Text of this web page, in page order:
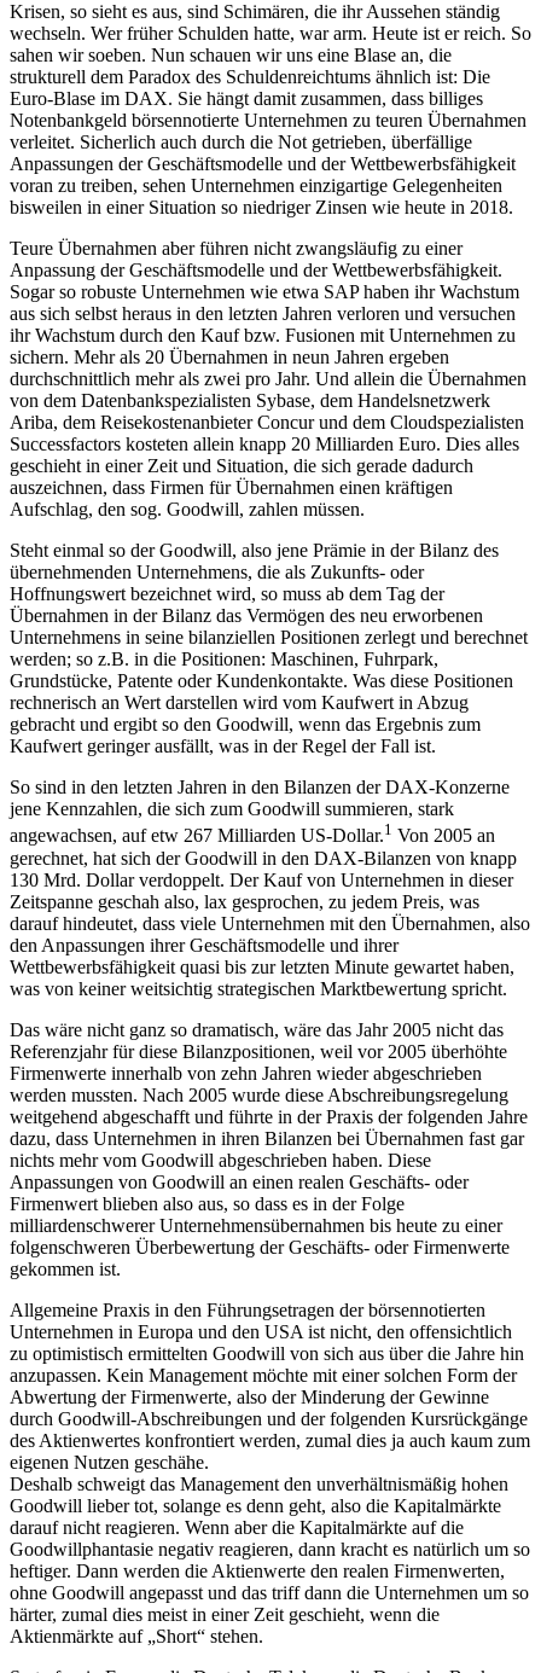
Krisen, so sieht es aus, sind Schimären, die ihr Aussehen ständig
wechseln. Wer früher Schulden hatte, war arm. Heute ist er reich. So
sahen wir soeben. Nun schauen wir uns eine Blase an, die
strukturell dem Paradox des Schuldenreichtums ähnlich ist: Die
Euro-Blase im DAX. Sie hängt damit zusammen, dass billiges
Notenbankgeld börsennotierte Unternehmen zu teuren Übernahmen
verleitet. Sicherlich auch durch die Not getrieben, überfällige
Anpassungen der Geschäftsmodelle und der Wettbewerbsfähigkeit
voran zu treiben, sehen Unternehmen einzigartige Gelegenheiten
bisweilen in einer Situation so niedriger Zinsen wie heute in 2018.
Teure Übernahmen aber führen nicht zwangsläufig zu einer
Anpassung der Geschäftsmodelle und der Wettbewerbsfähigkeit.
Sogar so robuste Unternehmen wie etwa SAP haben ihr Wachstum
aus sich selbst heraus in den letzten Jahren verloren und versuchen
ihr Wachstum durch den Kauf bzw. Fusionen mit Unternehmen zu
sichern. Mehr als 20 Übernahmen in neun Jahren ergeben
durchschnittlich mehr als zwei pro Jahr. Und allein die Übernahmen
von dem Datenbankspezialisten Sybase, dem Handelsnetzwerk
Ariba, dem Reisekostenanbieter Concur und dem Cloudspezialisten
Successfactors kosteten allein knapp 20 Milliarden Euro. Dies alles
geschieht in einer Zeit und Situation, die sich gerade dadurch
auszeichnen, dass Firmen für Übernahmen einen kräftigen
Aufschlag, den sog. Goodwill, zahlen müssen.
Steht einmal so der Goodwill, also jene Prämie in der Bilanz des
übernehmenden Unternehmens, die als Zukunfts- oder
Hoffnungswert bezeichnet wird, so muss ab dem Tag der
Übernahmen in der Bilanz das Vermögen des neu erworbenen
Unternehmens in seine bilanziellen Positionen zerlegt und berechnet
werden; so z.B. in die Positionen: Maschinen, Fuhrpark,
Grundstücke, Patente oder Kundenkontakte. Was diese Positionen
rechnerisch an Wert darstellen wird vom Kaufwert in Abzug
gebracht und ergibt so den Goodwill, wenn das Ergebnis zum
Kaufwert geringer ausfällt, was in der Regel der Fall ist.
So sind in den letzten Jahren in den Bilanzen der DAX-Konzerne
jene Kennzahlen, die sich zum Goodwill summieren, stark
angewachsen, auf etw 267 Milliarden US-Dollar.1 Von 2005 an
gerechnet, hat sich der Goodwill in den DAX-Bilanzen von knapp
130 Mrd. Dollar verdoppelt. Der Kauf von Unternehmen in dieser
Zeitspanne geschah also, lax gesprochen, zu jedem Preis, was
darauf hindeutet, dass viele Unternehmen mit den Übernahmen, also
den Anpassungen ihrer Geschäftsmodelle und ihrer
Wettbewerbsfähigkeit quasi bis zur letzten Minute gewartet haben,
was von keiner weitsichtig strategischen Marktbewertung spricht.
Das wäre nicht ganz so dramatisch, wäre das Jahr 2005 nicht das
Referenzjahr für diese Bilanzpositionen, weil vor 2005 überhöhte
Firmenwerte innerhalb von zehn Jahren wieder abgeschrieben
werden mussten. Nach 2005 wurde diese Abschreibungsregelung
weitgehend abgeschafft und führte in der Praxis der folgenden Jahre
dazu, dass Unternehmen in ihren Bilanzen bei Übernahmen fast gar
nichts mehr vom Goodwill abgeschrieben haben. Diese
Anpassungen von Goodwill an einen realen Geschäfts- oder
Firmenwert blieben also aus, so dass es in der Folge
milliardenschwerer Unternehmensübernahmen bis heute zu einer
folgenschweren Überbewertung der Geschäfts- oder Firmenwerte
gekommen ist.
Allgemeine Praxis in den Führungsetragen der börsennotierten
Unternehmen in Europa und den USA ist nicht, den offensichtlich
zu optimistisch ermittelten Goodwill von sich aus über die Jahre hin
anzupassen. Kein Management möchte mit einer solchen Form der
Abwertung der Firmenwerte, also der Minderung der Gewinne
durch Goodwill-Abschreibungen und der folgenden Kursrückgänge
des Aktienwertes konfrontiert werden, zumal dies ja auch kaum zum
eigenen Nutzen geschähe.
Deshalb schweigt das Management den unverhältnismäßig hohen
Goodwill lieber tot, solange es denn geht, also die Kapitalmärkte
darauf nicht reagieren. Wenn aber die Kapitalmärkte auf die
Goodwillphantasie negativ reagieren, dann kracht es natürlich um so
heftiger. Dann werden die Aktienwerte den realen Firmenwerten,
ohne Goodwill angepasst und das triff dann die Unternehmen um so
härter, zumal dies meist in einer Zeit geschieht, wenn die
Aktienmärkte auf „Short“ stehen.